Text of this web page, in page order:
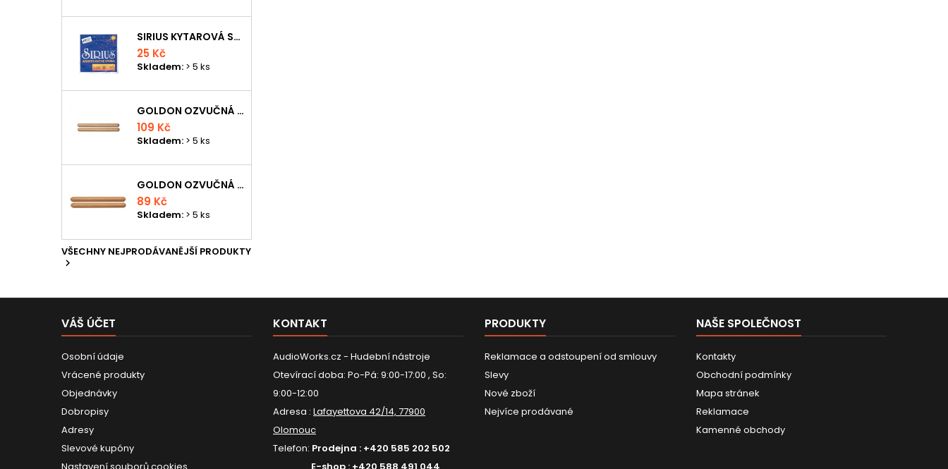
SIRIUS KYTAROVÁ STRUNA
25 Kč
Skladem: > 5 ks
GOLDON OZVUČNÁ DŘÍVKA 18 X 200MM
109 Kč
Skladem: > 5 ks
GOLDON OZVUČNÁ DŘÍVKA 15 X 150MM
89 Kč
Skladem: > 5 ks
VŠECHNY NEJPRODÁVANĚJŠÍ PRODUKTY

VÁŠ ÚČET
Osobní údaje
Vrácené produkty
Objednávky
Dobropisy
Adresy
Slevové kupóny
Nastavení souborů cookies
KONTAKT
AudioWorks.cz - Hudební nástroje
Otevírací doba: Po-Pá: 9:00-17:00 , So:
9:00-12:00
Adresa : Lafayettova 42/14, 77900
Olomouc
Telefon: Prodejna : +420 585 202 502
E-shop : +420 588 491 044
PRODUKTY
Reklamace a odstoupení od smlouvy
Slevy
Nové zboží
Nejvíce prodávané
NAŠE SPOLEČNOST
Kontakty
Obchodní podmínky
Mapa stránek
Reklamace
Kamenné obchody